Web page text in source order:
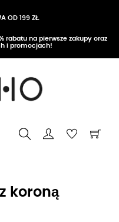
OD 199 ZŁ
rabatu na pierwsze zakupy oraz
i promocjach!
koroną